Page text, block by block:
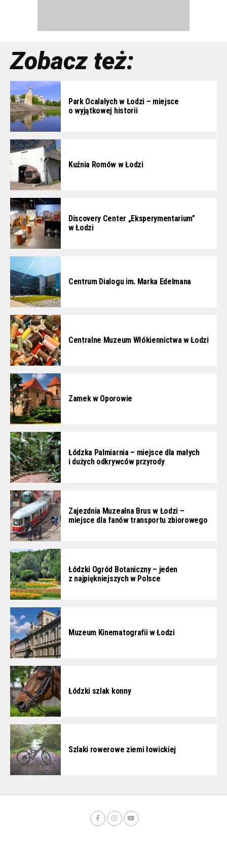
Zobacz też:
Park Ocalałych w Łodzi – miejsce
o wyjątkowej historii
Kuźnia Romów w Łodzi
Discovery Center „Eksperymentarium”
w Łodzi
Centrum Dialogu im. Marka Edelmana
Centralne Muzeum Włókiennictwa w Łodzi
Zamek w Oporowie
Łódzka Palmiarnia – miejsce dla małych
i dużych odkrywców przyrody
Zajezdnia Muzealna Brus w Łodzi –
miejsce dla fanów transportu zbiorowego
Łódzki Ogród Botaniczny – jeden
z najpiękniejszych w Polsce
Muzeum Kinematografii w Łodzi
Łódzki szlak konny
Szlaki rowerowe ziemi łowickiej